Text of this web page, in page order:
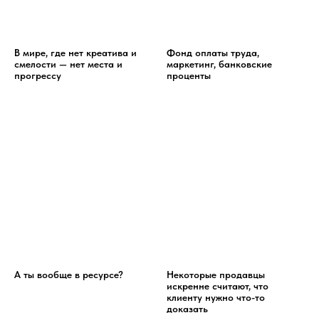
В мире, где нет креатива и
смелости — нет места и
прогрессу
Фонд оплаты труда,
маркетинг, банковские
проценты
А ты вообще в ресурсе?
Некоторые продавцы
искренне считают, что
клиенту нужно что-то
доказать